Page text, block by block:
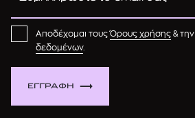
ΕΓΓΡΑΦΗ
Αποδέχομαι τουςΌρους χρήσης & την
δεδομένων.